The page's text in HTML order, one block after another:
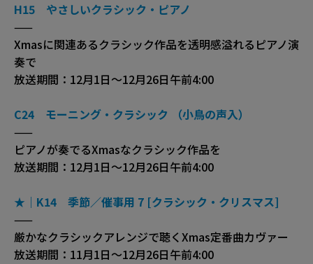
H15 やさしいクラシック・ピアノ
——
Xmasに関連あるクラシック作品を透明感溢れるピアノ演
奏で
放送期間：12月1日〜12月26日午前4:00
C24 モーニング・クラシック （小鳥の声入）
——
ピアノが奏でるXmasなクラシック作品を
放送期間：12月1日〜12月26日午前4:00
★｜K14 季節／催事用 7 [クラシック・クリスマス]
——
厳かなクラシックアレンジで聴くXmas定番曲カヴァー
放送期間：11月1日〜12月26日午前4:00